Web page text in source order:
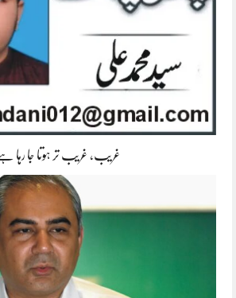
غریب، غریب تر ہوتا جا رہا